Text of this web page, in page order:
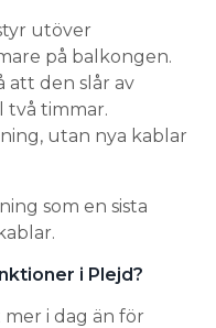
utöver
på balkongen.
att den slår av
två timmar.
utan nya kablar
som en sista
i Plejd?
i dag än för